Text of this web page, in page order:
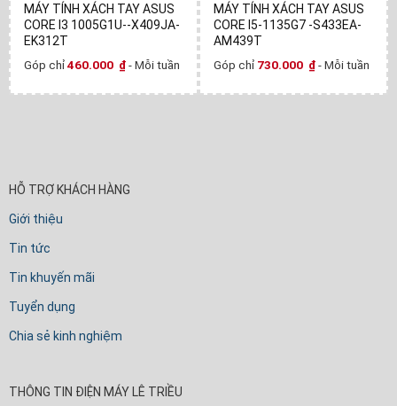
MÁY TÍNH XÁCH TAY ASUS
CORE I3 1005G1U--X409JA-
EK312T
Góp chỉ460.000 ₫- Mỗi tuần
MÁY TÍNH XÁCH TAY ASUS
CORE I5-1135G7 -S433EA-
AM439T
Góp chỉ 730.000 ₫- Mỗi tuần
HỖ TRỢ KHÁCH HÀNG
Giới thiệu
Tin tức
Tin khuyến mãi
Tuyển dụng
Chia sẻ kinh nghiệm
THÔNG TIN ĐIỆN MÁY LÊ TRIỀU